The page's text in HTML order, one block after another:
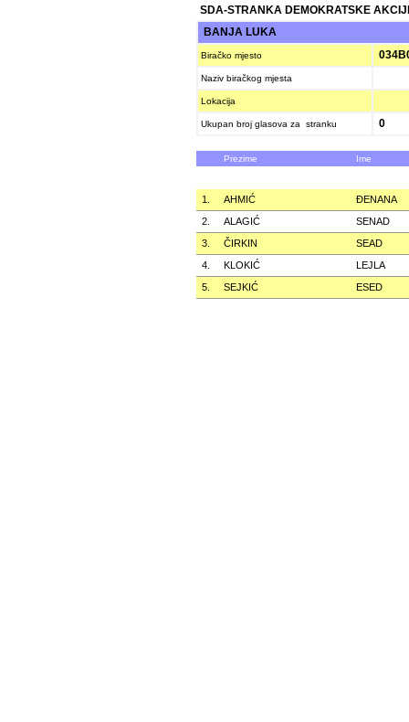
SDA-STRANKA DEMOKRATSKE
BANJA LUKA
Biračko mjesto
Naziv biračkog mjesta
Lokacija
Ukupan broj glasova za stranku 0
Prezime Ime
1. AHMIĆ
ÐENANA
2.
ALAGIĆ
SENAD
3.
ČIRKIN
SEAD
4.
KLOKIĆ
LEJLA
5.
SEJKIĆ ESED